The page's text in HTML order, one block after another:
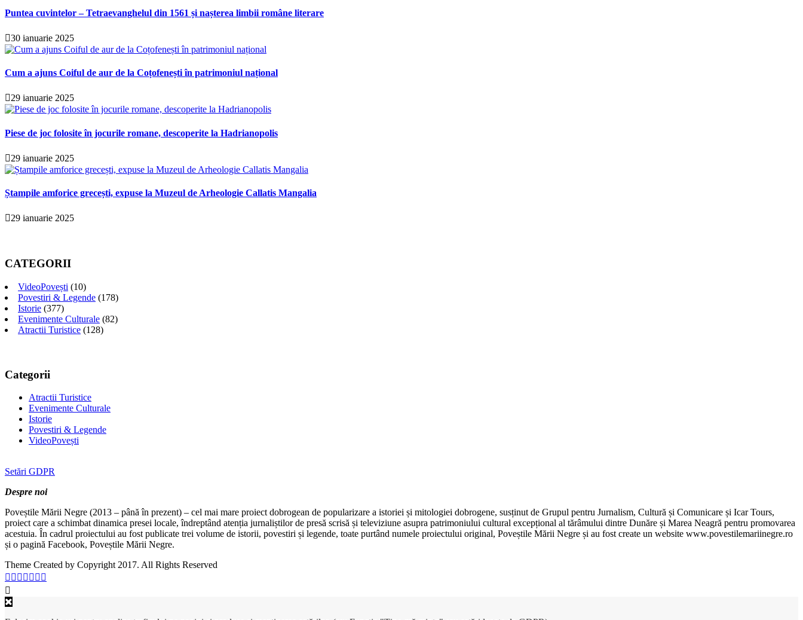
Puntea cuvintelor – Tetraevanghelul din 1561 și nașterea limbii române literare
30 ianuarie 2025
Cum a ajuns Coiful de aur de la Coțofenești în patrimoniul național
29 ianuarie 2025
Piese de joc folosite în jocurile romane, descoperite la Hadrianopolis
29 ianuarie 2025
Ștampile amforice grecești, expuse la Muzeul de Arheologie Callatis Mangalia
29 ianuarie 2025
CATEGORII
VideoPovești (10)
Povestiri & Legende (178)
Istorie (377)
Evenimente Culturale (82)
Atractii Turistice (128)
Categorii
Atractii Turistice
Evenimente Culturale
Istorie
Povestiri & Legende
VideoPovești
Setări GDPR
Despre noi
Poveștile Mării Negre (2013 – până în prezent) – cel mai mare proiect dobrogean de popularizare a istoriei și mitologiei dobrogene, susținut de Grupul pentru Jurnalism, Cultură și Comunicare și Icar Tours,
proiect care a schimbat dinamica presei locale, îndreptând atenția jurnaliștilor de presă scrisă și televiziune asupra patrimoniului cultural excepțional al tărâmului dintre Dunăre și Marea Neagră pentru promovarea
acestuia. În cadrul proiectului au fost publicate trei volume de istorii, povestiri și legende, toate purtând numele proiectului original, Poveștile Mării Negre și au fost create un website www.povestilemariinegre.ro
și o pagină Facebook, Poveștile Mării Negre.
Theme Created by Copyright 2017. All Rights Reserved